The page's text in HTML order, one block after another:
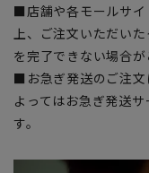
■店舗や各モールサイ
上、ご注文いただい
を完了できない場合が
■お急ぎ発送のご注文
よってはお急ぎ発送
す。